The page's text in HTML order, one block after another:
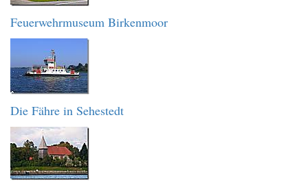
Feuerwehrmuseum Birkenmoor
Die Fähre in Sehestedt